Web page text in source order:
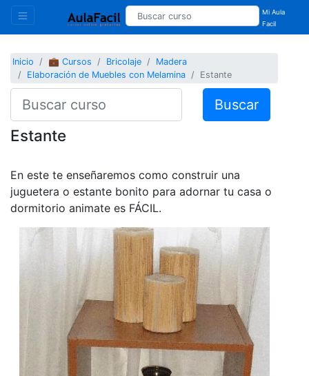
Mi Aula
Facil
Inicio 💼 Cursos Bricolaje
Madera
Elaboración de Muebles con Melamina
Estante
Buscar
Estante
En este te enseñaremos como construir una
juguetera o estante bonito para adornar tu casa o
dormitorio animate es FÁCIL.